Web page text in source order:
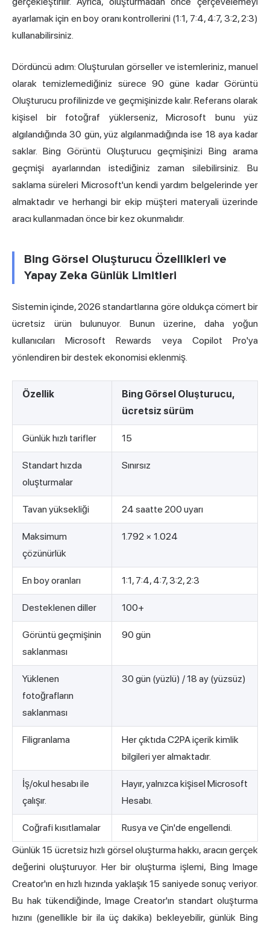
ayarlamak için en boy oranı kontrollerini (1:1, 7:4, 4:7, 3:2, 2:3)
kullanabilirsiniz.
Dördüncü adım: Oluşturulan görseller ve istemleriniz, manuel
olarak temizlemediğiniz sürece 90 güne kadar Görüntü
Oluşturucu profilinizde ve geçmişinizde kalır. Referans olarak
kişisel bir fotoğraf yüklerseniz, Microsoft bunu yüz
algılandığında 30 gün, yüz algılanmadığında ise 18 aya kadar
saklar. Bing Görüntü Oluşturucu geçmişinizi Bing arama
geçmişi ayarlarından istediğiniz zaman silebilirsiniz. Bu
saklama süreleri Microsoft'un kendi yardım belgelerinde yer
almaktadır ve herhangi bir ekip müşteri materyali üzerinde
aracı kullanmadan önce bir kez okunmalıdır.
Bing Görsel Oluşturucu Özellikleri ve
Yapay Zeka Günlük Limitleri
Sistemin içinde, 2026 standartlarına göre oldukça cömert bir
ücretsiz ürün bulunuyor. Bunun üzerine, daha yoğun
kullanıcıları Microsoft Rewards veya Copilot Pro'ya
yönlendiren bir destek ekonomisi eklenmiş.
Özellik
Bing Görsel Oluşturucu,
ücretsiz sürüm
Günlük hızlı tarifler 15
Standart hızda
oluşturmalar
Sınırsız
Tavan yüksekliği 24 saatte 200 uyarı
Maksimum
çözünürlük
1.792 × 1.024
En boy oranları 1:1, 7:4, 4:7, 3:2, 2:3
Desteklenen diller 100+
Görüntü geçmişinin
saklanması
90 gün
Yüklenen
fotoğrafların
saklanması
30 gün (yüzlü) / 18 ay (yüzsüz)
Filigranlama
Her çıktıda C2PA içerik kimlik
bilgileri yer almaktadır.
İş/okul hesabı ile
çalışır.
Hayır, yalnızca kişisel Microsoft
Hesabı.
Coğrafi kısıtlamalar
Rusya ve Çin'de engellendi.
Günlük 15 ücretsiz hızlı görsel oluşturma hakkı, aracın gerçek
değerini oluşturuyor. Her bir oluşturma işlemi, Bing Image
Creator'ın en hızlı hızında yaklaşık 15 saniyede sonuç veriyor.
Bu hak tükendiğinde, Image Creator'ın standart oluşturma
hızını (genellikle bir ila üç dakika) bekleyebilir, günlük Bing